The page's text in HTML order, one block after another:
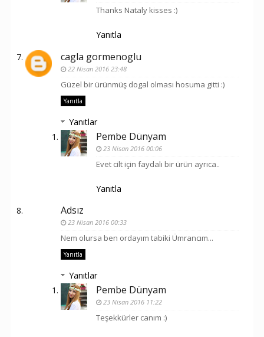
Thanks Nataly kisses :)
Yanıtla
cagla gormenoglu
22 Nisan 2016 23:48
Güzel bir ürünmüş dogal olması hosuma gitti :)
Yanıtla
Yanıtlar
Pembe Dünyam
23 Nisan 2016 00:06
Evet cilt için faydalı bir ürün ayrıca..
Yanıtla
Adsız
23 Nisan 2016 00:33
Nem olursa ben ordayım tabiki Ümrancım...
Yanıtla
Yanıtlar
Pembe Dünyam
23 Nisan 2016 11:22
Teşekkürler canım :)